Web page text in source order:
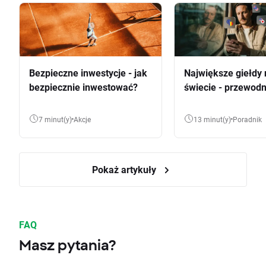
Bezpieczne inwestycje - jak
bezpiecznie inwestować?
7 minut(y) Akcje
Największe giełdy
świecie -
13 minut(y) Poradnik
Pokaż artykuły
FAQ
Masz pytania?